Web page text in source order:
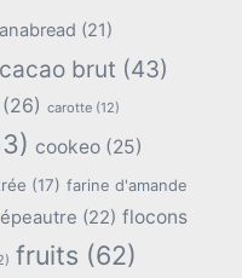
(21)
cacao brut (43)
(26) carotte (12)
cookeo (25)
(17) farine d'amande
(22) flocons
fruits (62)